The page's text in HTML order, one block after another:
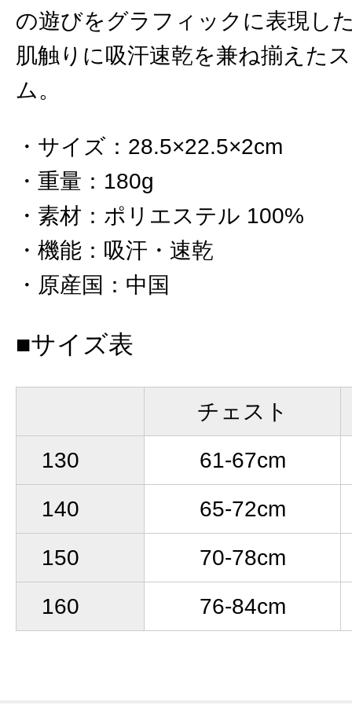
の遊びをグラフィックに表現し
肌触りに吸汗速乾を兼ね揃えた
ム。
サイズ ： 28.5×22.5×2cm
重量 ： 180g
素材 ： ポリエステル 100%
機能 ： 吸汗・速乾
原産国 ： 中国
■サイズ表
チェスト
130
61-67cm
140
65-72cm
150
70-78cm
160
76-84cm